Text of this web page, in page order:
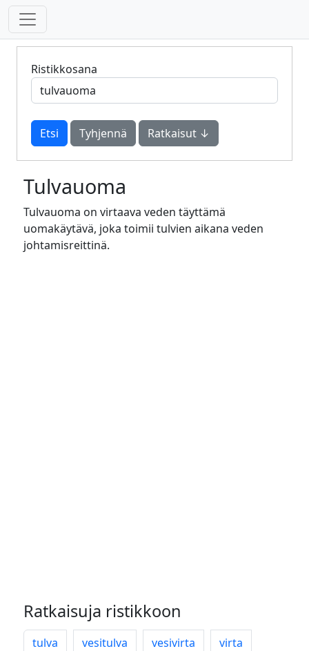
Ristikkosana
Tyhjennä Ratkaisut ↓
Tulvauoma
Tulvauoma on virtaava veden täyttämä
uomakäytävä, joka toimii tulvien aikana veden
johtamisreittinä.
Ratkaisuja ristikkoon
tulva vesitulva vesivirta
virta